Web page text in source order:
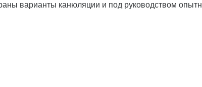
варианты канюляции и под руководством